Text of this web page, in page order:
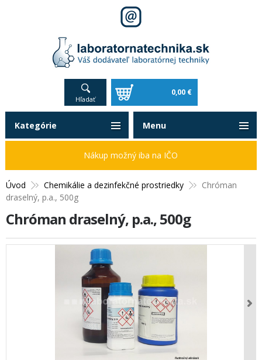
Hľadať
0,00 €
Úvod Chemikálie a dezinfekčné prostriedky
Chróman
draselný, p.a., 500g
Chróman draselný, p.a., 500g
Kategórie
Nákup možný iba na IČO
Menu